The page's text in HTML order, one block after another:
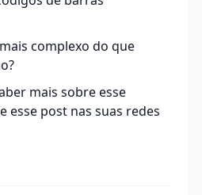
complexo do que
mais sobre esse
esse post nas suas redes